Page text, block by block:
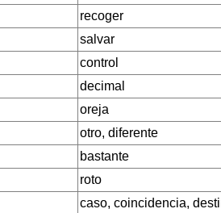
recoger
salvar
control
decimal
oreja
otro, diferente
bastante
roto
caso, coincidencia,